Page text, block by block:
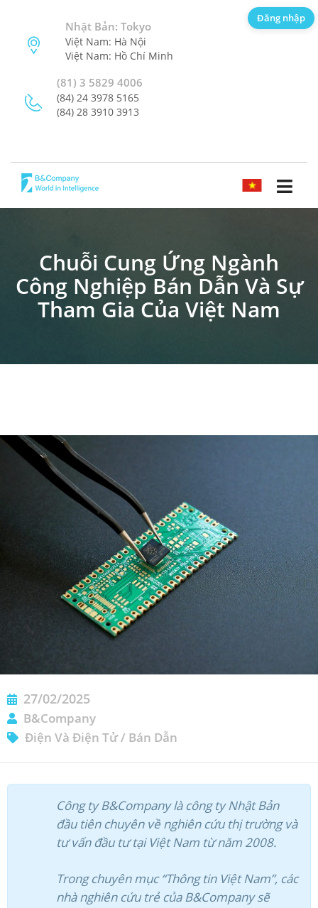
Nhật Bản: Tokyo
Việt Nam: Hà Nội
Việt Nam: Hồ Chí Minh
(81) 3 5829 4006
(84) 24 3978 5165
(84) 28 3910 3913
TIẾNG VIỆT
Chuỗi Cung Ứng Ngành
Công Nghiệp Bán Dẫn Và Sự
Tham Gia Của Việt Nam
27/02/2025
B&Company
Điện Và Điện Tử/ Bán Dẫn
Công ty B&Company là công ty Nhật Bản
đầu tiên chuyên về nghiên cứu thị trường và
tư vấn đầu tư tại Việt Nam từ năm 2008.
Trong chuyên mục “Thông tin Việt Nam”, các
nhà nghiên cứu trẻ của B&Company sẽ
Đăng nhập
ĐĂNG KÝ NHẬN BẢN TIN